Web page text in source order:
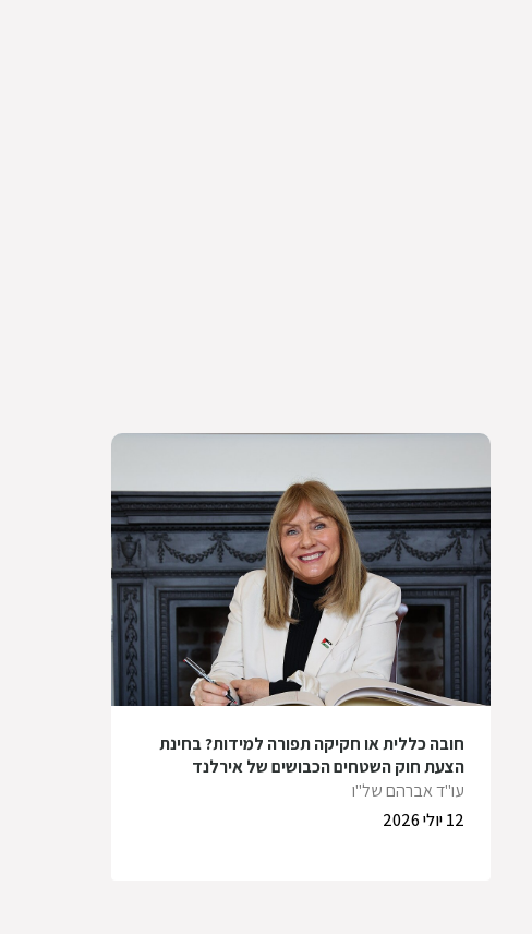
חובה כללית או חקיקה תפורה למידות? בחינת
הצעת חוק השטחים הכבושים של אירלנד
עו"ד אברהם של"ו
12 יולי 2026